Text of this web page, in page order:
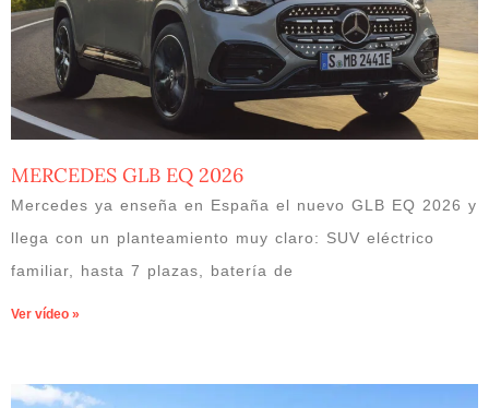
MERCEDES GLB EQ 2026
Mercedes ya enseña en España el nuevo GLB EQ 2026 y
llega con un planteamiento muy claro: SUV eléctrico
familiar, hasta 7 plazas, batería de
Ver vídeo »